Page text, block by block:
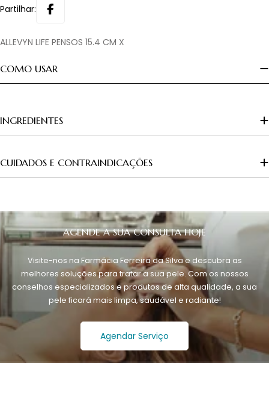
Partilhar:
ALLEVYN LIFE PENSOS 15.4 CM X
COMO USAR
INGREDIENTES
CUIDADOS E CONTRAINDICAÇÕES
AGENDE A SUA CONSULTA HOJE
Visite-nos na Farmácia Ferreira da Silva e descubra as
melhores soluções para tratar a sua pele. Com os nossos
conselhos especializados e produtos de alta qualidade, a sua
pele ficará mais limpa, saudável e radiante!
Agendar Serviço